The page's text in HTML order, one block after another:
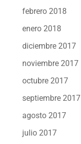
febrero 2018
enero 2018
diciembre 2017
noviembre 2017
octubre 2017
septiembre 2017
agosto 2017
julio 2017